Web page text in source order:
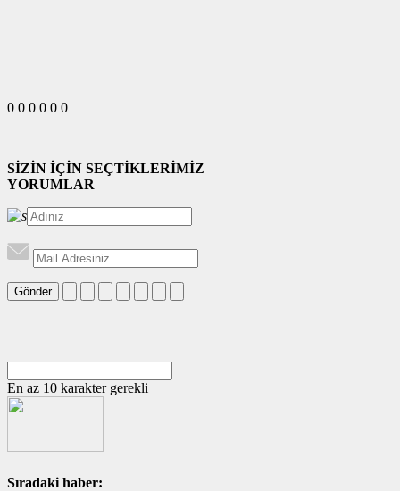
0 0 0 0 0 0
SİZİN İÇİN SEÇTİKLERİMİZ
YORUMLAR
Gönder
En az 10 karakter gerekli
Sıradaki haber: